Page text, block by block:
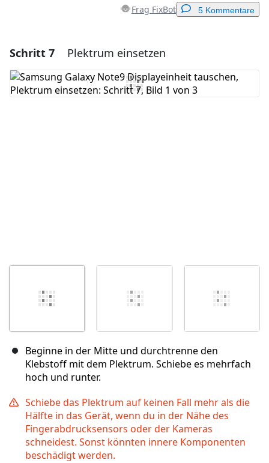
Frag FixBot 5 Kommentare
Einen Kommentar hinzufügen
Kommentar hinzufügen
Schritt 7 Plektrum einsetzen
Beginne in der Mitte und durchtrenne den
Klebstoff mit dem Plektrum. Schiebe es mehrfach
hoch und runter.
Schiebe das Plektrum auf keinen Fall mehr als die
Hälfte in das Gerät, wenn du in der Nähe des
Fingerabdrucksensors oder der Kameras
schneidest. Sonst könnten innere Komponenten
beschädigt werden.